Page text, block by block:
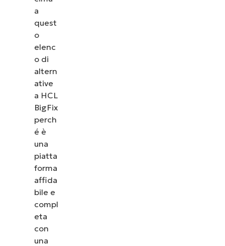
a
quest
o
elenc
o di
altern
ative
a HCL
BigFix
perch
é è
una
piatta
forma
affida
bile e
compl
eta
con
una